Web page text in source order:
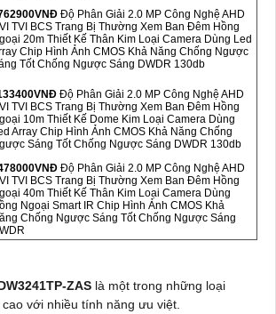
Độ Phân Giải 2.0 MP Công Nghệ AHD
TVI BCS Trang Bị Thường Xem Ban Đêm Hồng
20m Thiết Kế Thân Kim Loại Camera Dùng Led
Chip Hình Ảnh CMOS Khả Năng Chống Ngược
Tốt Chống Ngược Sáng DWDR 130db
Độ Phân Giải 2.0 MP Công Nghệ AHD
TVI BCS Trang Bị Thường Xem Ban Đêm Hồng
10m Thiết Kế Dome Kim Loại Camera Dùng
Array Chip Hình Ảnh CMOS Khả Năng Chống
Sáng Tốt Chống Ngược Sáng DWDR 130db
Độ Phân Giải 2.0 MP Công Nghệ AHD
TVI BCS Trang Bị Thường Xem Ban Đêm Hồng
40m Thiết Kế Thân Kim Loại Camera Dùng
Ngoại Smart IR Chip Hình Ảnh CMOS Khả
Chống Ngược Sáng Tốt Chống Ngược Sáng
ZAS là một trong những loại
với nhiều tính năng ưu việt.